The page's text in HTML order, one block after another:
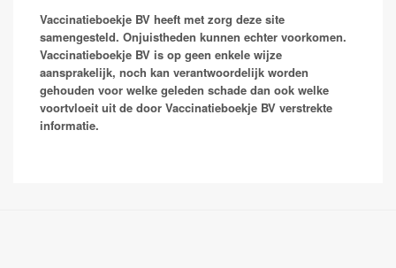
Vaccinatieboekje BV heeft met zorg deze site
samengesteld. Onjuistheden kunnen echter voorkomen.
Vaccinatieboekje BV is op geen enkele wijze
aansprakelijk, noch kan verantwoordelijk worden
gehouden voor welke geleden schade dan ook welke
voortvloeit uit de door Vaccinatieboekje BV verstrekte
informatie.